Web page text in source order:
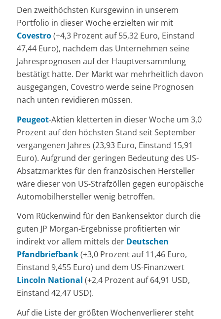
Den zweithöchsten Kursgewinn in unserem
Portfolio in dieser Woche erzielten wir mit
Covestro(+4,3 Prozent auf 55,32 Euro, Einstand
47,44 Euro), nachdem das Unternehmen seine
Jahresprognosen auf der Hauptversammlung
bestätigt hatte. Der Markt war mehrheitlich davon
ausgegangen, Covestro werde seine Prognosen
nach unten revidieren müssen.
Peugeot-Aktien kletterten in dieser Woche um 3,0
Prozent auf den höchsten Stand seit September
vergangenen Jahres (23,93 Euro, Einstand 15,91
Euro). Aufgrund der geringen Bedeutung des US-
Absatzmarktes für den französischen Hersteller
wäre dieser von US-Strafzöllen gegen europäische
Automobilhersteller wenig betroffen.
Vom Rückenwind für den Bankensektor durch die
guten JP Morgan-Ergebnisse profitierten wir
indirekt vor allem mittels der Deutschen
Pfandbriefbank(+3,0 Prozent auf 11,46 Euro,
Einstand 9,455 Euro) und dem US-Finanzwert
Lincoln National (+2,4 Prozent auf 64,91 USD,
Einstand 42,47 USD).
Auf die Liste der größten Wochenverlierer steht